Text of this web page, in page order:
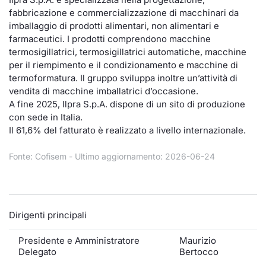
fabbricazione e commercializzazione di macchinari da
imballaggio di prodotti alimentari, non alimentari e
farmaceutici. I prodotti comprendono macchine
termosigillatrici, termosigillatrici automatiche, macchine
per il riempimento e il condizionamento e macchine di
termoformatura. Il gruppo sviluppa inoltre un’attività di
vendita di macchine imballatrici d’occasione.
A fine 2025, Ilpra S.p.A. dispone di un sito di produzione
con sede in Italia.
Il 61,6% del fatturato è realizzato a livello internazionale.
Fonte: Cofisem - Ultimo aggiornamento: 2026-06-24
Dirigenti principali
Presidente e Amministratore
Delegato
Maurizio
Bertocco
Documenti
Listed Brands
Calendario Conferenze
IPO e Matricole
Cambi
Per
BTP
BONO
OAT
BUND
Opzioni
KID/
Listing
Milan
Notizie
Notizie e Formazione
Chi siamo
Servizi
Dati di
Analisi
Mifid 2